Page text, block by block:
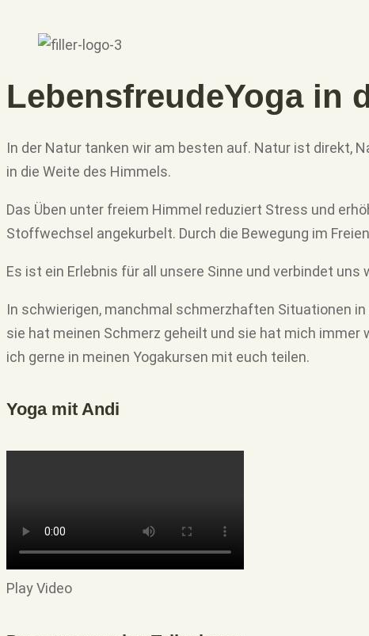
LebensfreudeYoga in
In der Natur tanken wir am besten auf. Natur ist direkt,
in die Weite des Himmels.
Das Üben unter freiem Himmel reduziert Stress und
Stoffwechsel angekurbelt. Durch die Bewegung im
Es ist ein Erlebnis für all unsere Sinne und verbindet
In schwierigen, manchmal schmerzhaften Situationen in
sie hat meinen Schmerz geheilt und sie hat mich immer
ich gerne in meinen Yogakursen mit euch teilen.
Yoga mit Andi
Play Video